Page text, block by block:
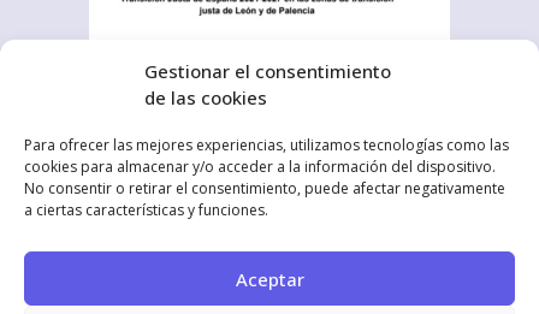
Gestionar el consentimiento
de las cookies
Para ofrecer las mejores experiencias, utilizamos tecnologías como las
cookies para almacenar y/o acceder a la información del dispositivo.
No consentir o retirar el consentimiento, puede afectar negativamente
a ciertas características y funciones.
Aceptar